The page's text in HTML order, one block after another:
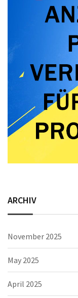
ARCHIV
November 2025
May 2025
April 2025